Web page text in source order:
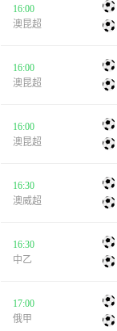
16:00
澳昆超
16:00
澳昆超
16:00
澳昆超
16:30
澳威超
16:30
中乙
17:00
俄甲